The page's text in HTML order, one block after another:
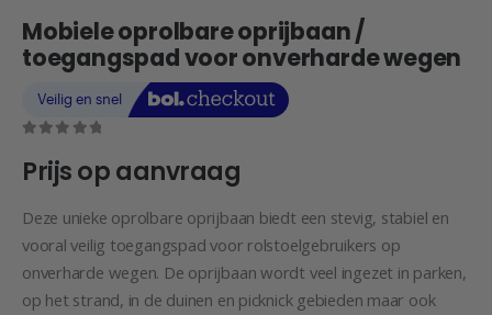
Mobiele oprolbare oprijbaan /
toegangspad voor onverharde wegen
Prijs op aanvraag
Deze unieke oprolbare oprijbaan biedt een stevig, stabiel en
vooral veilig toegangspad voor rolstoelgebruikers op
onverharde wegen. De oprijbaan wordt veel ingezet in parken,
op het strand, in de duinen en picknick gebieden maar ook